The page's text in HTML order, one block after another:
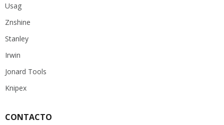
Usag
Znshine
Stanley
Irwin
Jonard Tools
Knipex
CONTACTO